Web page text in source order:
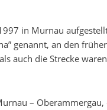
in Murnau
genannt, an den
auch die Strecke
–